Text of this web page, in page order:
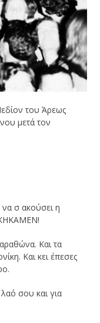
του Άρεως
μετά τον
σ ακούσει η
Και τα
Και κει έπεσες
σου και για